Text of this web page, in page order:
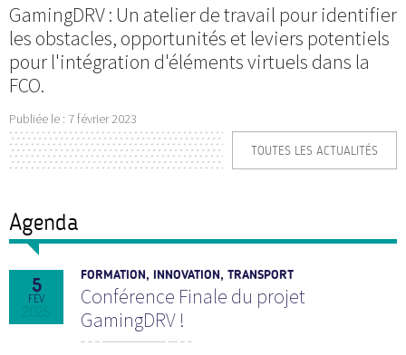
GamingDRV : Un atelier de travail pour identifier
les obstacles, opportunités et leviers potentiels
pour l'intégration d'éléments virtuels dans la
FCO.
Publiée le : 7 février 2023
TOUTES LES ACTUALITÉS
Agenda
5
FÉV
FORMATION, INNOVATION, TRANSPORT
Conférence Finale du projet
GamingDRV !